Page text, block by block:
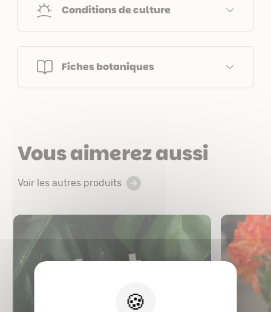
Conditions de culture
Fiches botaniques
Vous aimerez aussi
Voir les autres produits